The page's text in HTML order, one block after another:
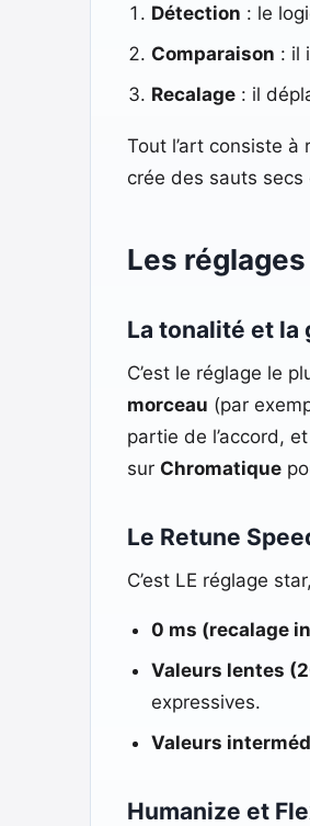
Détection : le
Comparaison : il
Recalage: il
Tout l’art consiste à
crée des sauts secs
Les
La tonalité et la
C’est le réglage le
morceau (par
partie de l’accord,
sur Chromatique
Le Retune
C’est LE réglage
0 ms (recalage
Valeurs lentes
expressives.
Valeurs
Humanize et